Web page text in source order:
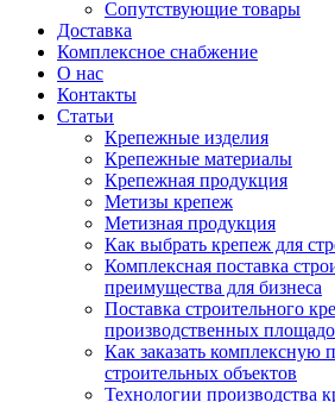
Сопутствующие товары
Доставка
Комплексное снабжение
О нас
Контакты
Статьи
Крепежные изделия
Крепежные материалы
Крепежная продукция
Метизы крепеж
Метизная продукция
Как выбрать крепеж для
Комплексная поставка
преимущества для бизнеса
Поставка строительного
производственных
Как заказать комплексную
строительных объектов
Технологии производства